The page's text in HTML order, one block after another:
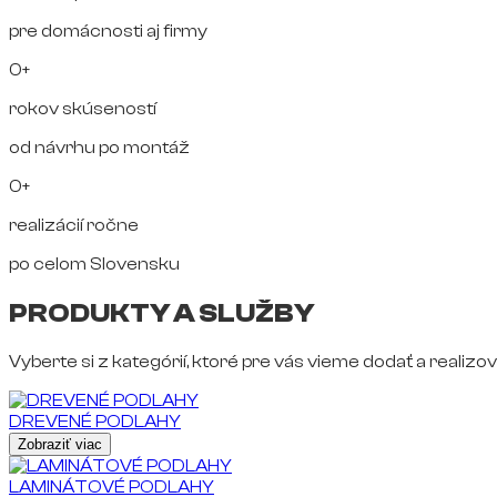
pre domácnosti aj firmy
0+
rokov skúseností
od návrhu po montáž
0+
realizácií ročne
po celom Slovensku
PRODUKTY A SLUŽBY
Vyberte si z kategórií, ktoré pre vás vieme dodať a
DREVENÉ PODLAHY
Zobraziť viac
LAMINÁTOVÉ PODLAHY